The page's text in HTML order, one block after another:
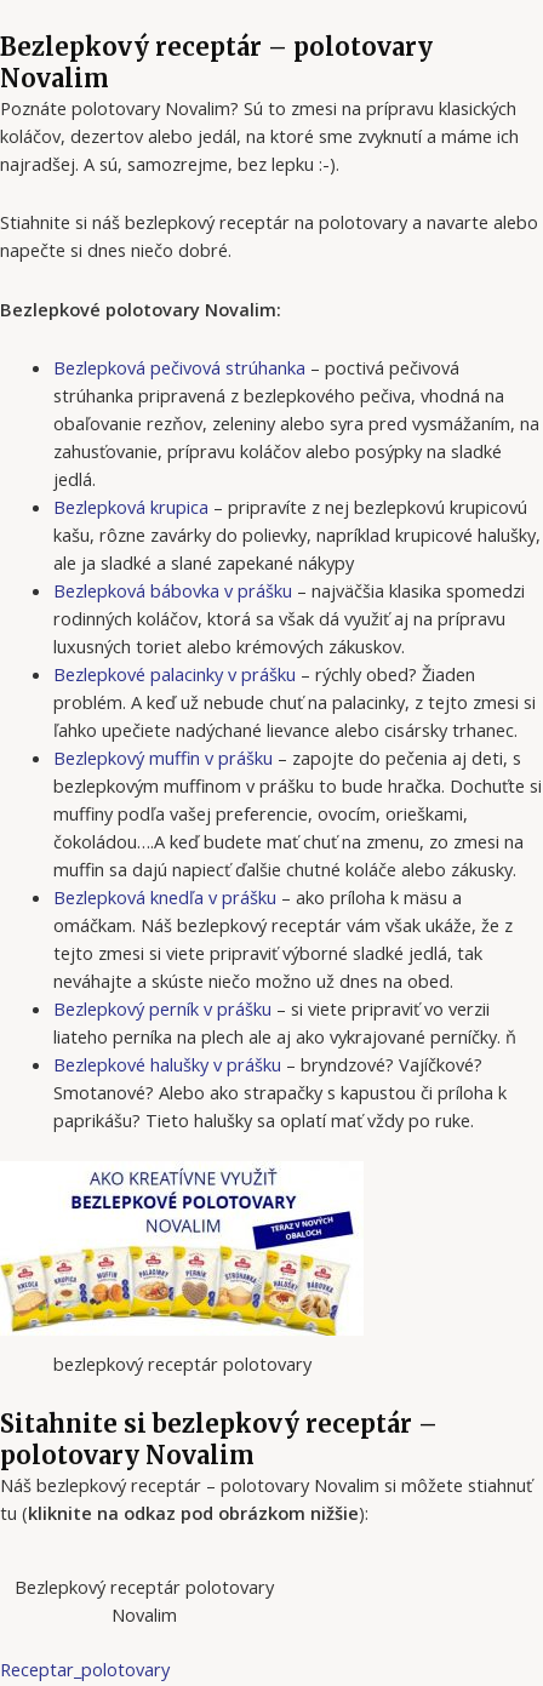
Bezlepkový receptár – polotovary
Novalim
Poznáte polotovary Novalim? Sú to zmesi na prípravu klasických
koláčov, dezertov alebo jedál, na ktoré sme zvyknutí a máme ich
najradšej. A sú, samozrejme, bez lepku :-).
Stiahnite si náš bezlepkový receptár na polotovary a navarte alebo
napečte si dnes niečo dobré.
Bezlepkové polotovary Novalim:
Bezlepková pečivová strúhanka – poctivá pečivová
strúhanka pripravená z bezlepkového pečiva, vhodná na
obaľovanie rezňov, zeleniny alebo syra pred vysmážaním, na
zahusťovanie, prípravu koláčov alebo posýpky na sladké
jedlá.
Bezlepková krupica – pripravíte z nej bezlepkovú krupicovú
kašu, rôzne zavárky do polievky, napríklad krupicové halušky,
ale ja sladké a slané zapekané nákypy
Bezlepková bábovka v prášku – najväčšia klasika spomedzi
rodinných koláčov, ktorá sa však dá využiť aj na prípravu
luxusných toriet alebo krémových zákuskov.
Bezlepkové palacinky v prášku – rýchly obed? Žiaden
problém. A keď už nebude chuť na palacinky, z tejto zmesi si
ľahko upečiete nadýchané lievance alebo cisársky trhanec.
Bezlepkový muffin v prášku – zapojte do pečenia aj deti, s
bezlepkovým muffinom v prášku to bude hračka. Dochuťte si
muffiny podľa vašej preferencie, ovocím, orieškami,
čokoládou….A keď budete mať chuť na zmenu, zo zmesi na
muffin sa dajú napiecť ďalšie chutné koláče alebo zákusky.
Bezlepková knedľa v prášku – ako príloha k mäsu a
omáčkam. Náš bezlepkový receptár vám však ukáže, že z
tejto zmesi si viete pripraviť výborné sladké jedlá, tak
neváhajte a skúste niečo možno už dnes na obed.
Bezlepkový perník v prášku – si viete pripraviť vo verzii
liateho perníka na plech ale aj ako vykrajované perníčky. ň
Bezlepkové halušky v prášku – bryndzové? Vajíčkové?
Smotanové? Alebo ako strapačky s kapustou či príloha k
paprikášu? Tieto halušky sa oplatí mať vždy po ruke.
bezlepkový receptár polotovary
Sitahnite si bezlepkový receptár –
polotovary Novalim
Náš bezlepkový receptár – polotovary Novalim si môžete stiahnuť
tu (kliknite na odkaz pod obrázkom nižšie):
Bezlepkový receptár polotovary
Novalim
Receptar_polotovary